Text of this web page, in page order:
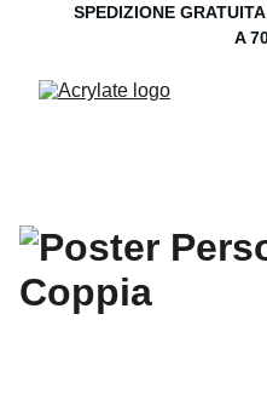
SPEDIZIONE
A